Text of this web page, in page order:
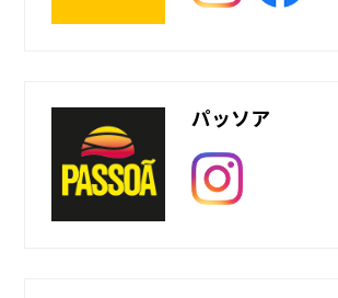
パッソア